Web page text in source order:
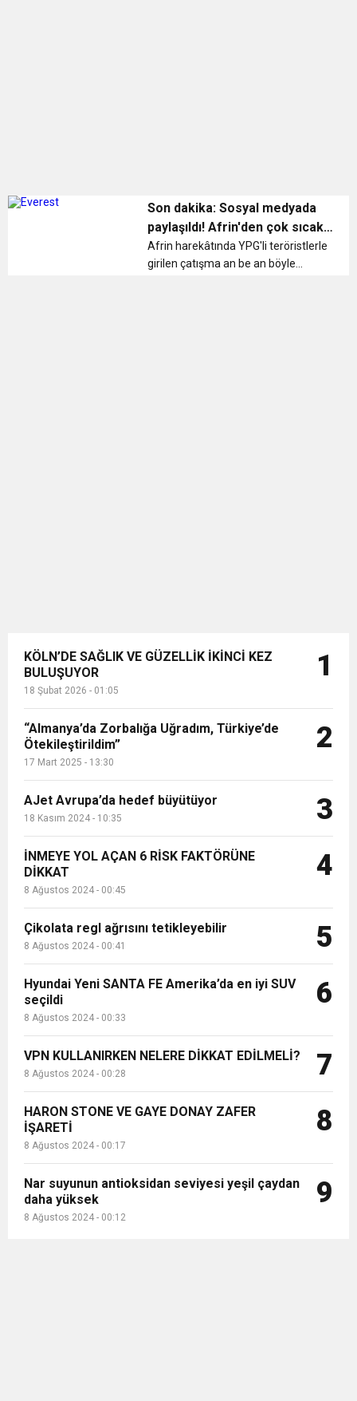
Son dakika: Sosyal medyada
paylaşıldı! Afrin'den çok sıcak
görüntüler…
Afrin harekâtında YPG'li teröristlerle
girilen çatışma an be an böyle
KÖLN’DE SAĞLIK VE GÜZELLİK İKİNCİ KEZ
BULUŞUYOR
18 Şubat 2026 - 01:05
1
“Almanya’da Zorbalığa Uğradım, Türkiye’de
Ötekileştirildim”
17 Mart 2025 - 13:30
2
AJet Avrupa’da hedef büyütüyor
18 Kasım 2024 - 10:35 3
İNMEYE YOL AÇAN 6 RİSK FAKTÖRÜNE
DİKKAT
8 Ağustos 2024 - 00:45
4
Çikolata regl ağrısını tetikleyebilir
8 Ağustos 2024 - 00:41 5
Hyundai Yeni SANTA FE Amerika’da en iyi SUV
seçildi
8 Ağustos 2024 - 00:33
6
VPN KULLANIRKEN NELERE DİKKAT EDİLMELİ?
8 Ağustos 2024 - 00:28 7
HARON STONE VE GAYE DONAY ZAFER
İŞARETİ
8 Ağustos 2024 - 00:17
8
Nar suyunun antioksidan seviyesi yeşil çaydan
daha yüksek
8 Ağustos 2024 - 00:12
9